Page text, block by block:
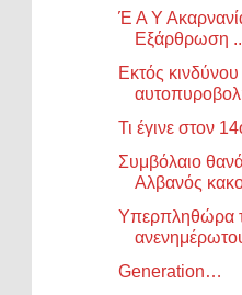
Έ Α Υ
Εξάρθρωση
Εκτός
Τι έγινε στον
Συμβόλαιο
Αλβανός
Υπερπληθώρα
Generation…